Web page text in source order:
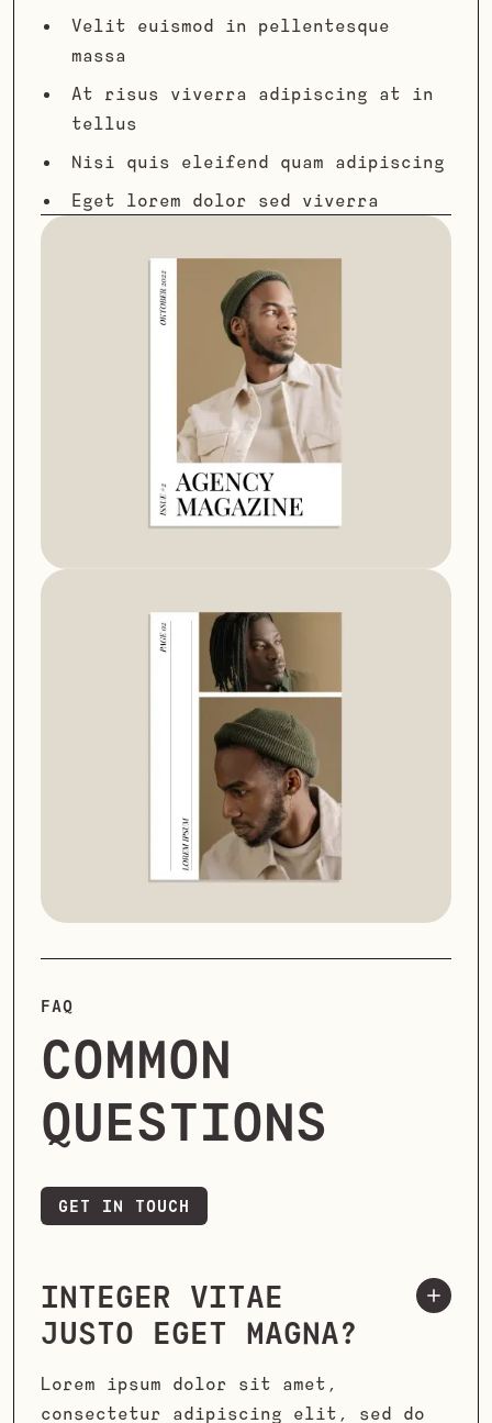
Velit euismod in pellentesque
massa
At risus viverra adipiscing at in
tellus
Nisi quis eleifend quam adipiscing
Eget lorem dolor sed viverra
FAQ
COMMON
QUESTIONS
GET IN TOUCH
GET IN TOUCH
INTEGER VITAE
JUSTO EGET MAGNA?
Lorem ipsum dolor sit amet,
consectetur adipiscing elit, sed do